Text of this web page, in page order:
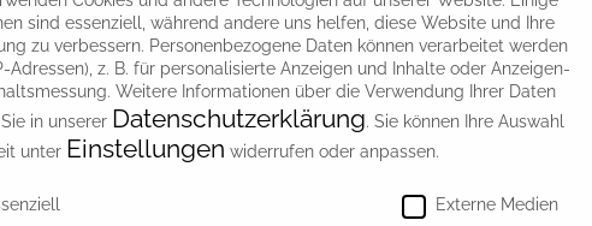
sind essenziell, während andere uns helfen, diese Website und Ihre
zu verbessern. Personenbezogene Daten können verarbeitet werden
Adressen), z. B. für personalisierte Anzeigen und Inhalte oder Anzeigen-
Weitere Informationen über die Verwendung Ihrer Daten
in unserer Datenschutzerklärung. Sie können Ihre Auswahl
unter Einstellungen widerrufen oder anpassen.
Externe Medien